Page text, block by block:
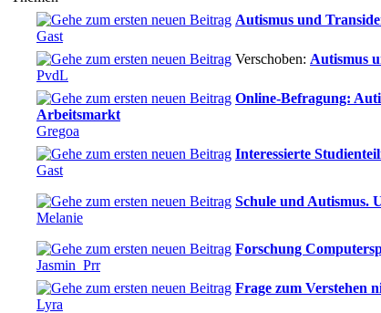
Autismus und
Gast
Verschoben: Autismus
PvdL
Online-Befragung:
Arbeitsmarkt
Gregoa
Interessierte
Gast
Schule und Autismus.
Melanie
Forschung
Jasmin_Prr
Frage zum Verstehen
Lyra